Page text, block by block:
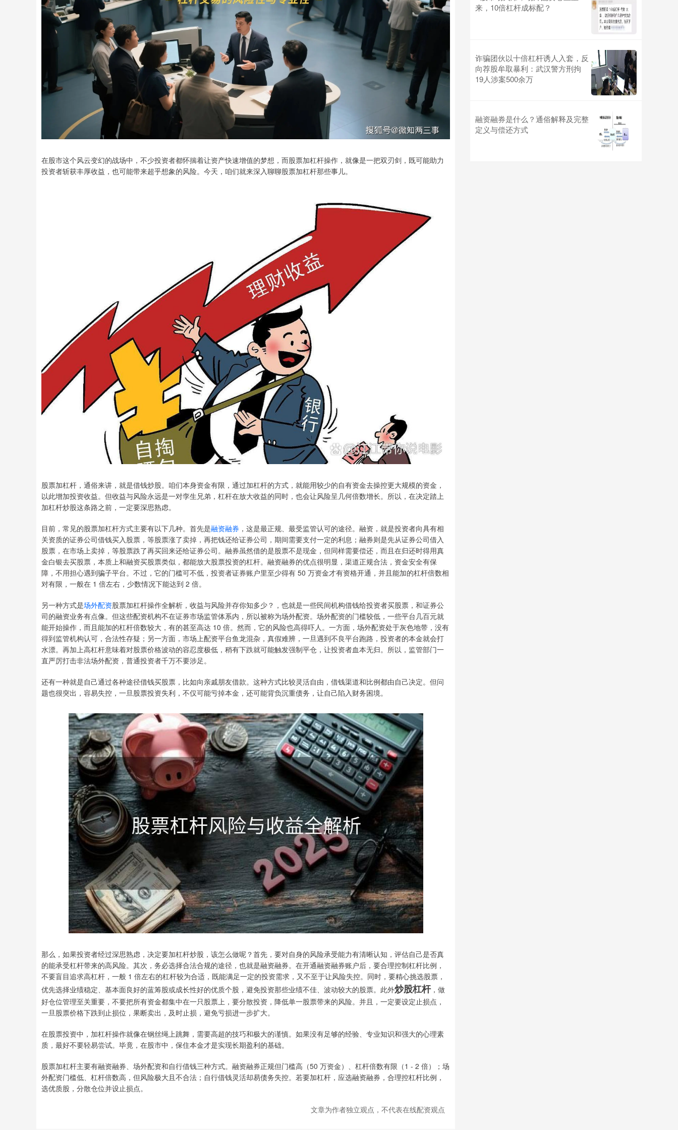
在股市这个风云变幻的战场中，不少投资者都怀揣着让资产快速增值的梦想，而股票加杠杆操作，就像是一把双刃剑，既可能助力
投资者斩获丰厚收益，也可能带来超乎想象的风险。今天，咱们就来深入聊聊股票加杠杆那些事儿。
股票加杠杆，通俗来讲，就是借钱炒股。咱们本身资金有限，通过加杠杆的方式，就能用较少的自有资金去操控更大规模的资金，
以此增加投资收益。但收益与风险永远是一对孪生兄弟，杠杆在放大收益的同时，也会让风险呈几何倍数增长。所以，在决定踏上
加杠杆炒股这条路之前，一定要深思熟虑。
目前，常见的股票加杠杆方式主要有以下几种。首先是融资融券 ，这是最正规、最受监管认可的途径。融资，就是投资者向具有相
关资质的证券公司借钱买入股票，等股票涨了卖掉，再把钱还给证券公司，期间需要支付一定的利息；融券则是先从证券公司借入
股票，在市场上卖掉，等股票跌了再买回来还给证券公司。融券虽然借的是股票不是现金，但同样需要偿还，而且在归还时得用真
金白银去买股票，本质上和融资买股票类似，都能放大股票投资的杠杆。融资融券的优点很明显，渠道正规合法，资金安全有保
障，不用担心遇到骗子平台。不过，它的门槛可不低，投资者证券账户里至少得有 50 万资金才有资格开通，并且能加的杠杆倍数相
对有限，一般在 1 倍左右，少数情况下能达到 2 倍。
另一种方式是场外配资股票加杠杆操作全解析，收益与风险并存你知多少？，也就是一些民间机构借钱给投资者买股票，和证券公
司的融资业务有点像。但这些配资机构不在证券市场监管体系内，所以被称为场外配资。场外配资的门槛较低，一些平台几百元就
能开始操作，而且能加的杠杆倍数较大，有的甚至高达 10 倍。然而，它的风险也高得吓人。一方面，场外配资处于灰色地带，没有
得到监管机构认可，合法性存疑；另一方面，市场上配资平台鱼龙混杂，真假难辨，一旦遇到不良平台跑路，投资者的本金就会打
水漂。再加上高杠杆意味着对股票价格波动的容忍度极低，稍有下跌就可能触发强制平仓，让投资者血本无归。所以，监管部门一
直严厉打击非法场外配资，普通投资者千万不要涉足。
还有一种就是自己通过各种途径借钱买股票，比如向亲戚朋友借款。这种方式比较灵活自由，借钱渠道和比例都由自己决定。但问
题也很突出，容易失控，一旦股票投资失利，不仅可能亏掉本金，还可能背负沉重债务，让自己陷入财务困境。
那么，如果投资者经过深思熟虑，决定要加杠杆炒股，该怎么做呢？首先，要对自身的风险承受能力有清晰认知，评估自己是否真
的能承受杠杆带来的高风险。其次，务必选择合法合规的途径，也就是融资融券。在开通融资融券账户后，要合理控制杠杆比例，
不要盲目追求高杠杆，一般 1 倍左右的杠杆较为合适，既能满足一定的投资需求，又不至于让风险失控。同时，要精心挑选股票，
优先选择业绩稳定、基本面良好的蓝筹股或成长性好的优质个股，避免投资那些业绩不佳、波动较大的股票。此外炒股杠杆，做
好仓位管理至关重要，不要把所有资金都集中在一只股票上，要分散投资，降低单一股票带来的风险。并且，一定要设定止损点，
一旦股票价格下跌到止损位，果断卖出，及时止损，避免亏损进一步扩大。
在股票投资中，加杠杆操作就像在钢丝绳上跳舞，需要高超的技巧和极大的谨慎。如果没有足够的经验、专业知识和强大的心理素
质，最好不要轻易尝试。毕竟，在股市中，保住本金才是实现长期盈利的基础。
股票加杠杆主要有融资融券、场外配资和自行借钱三种方式。融资融券正规但门槛高（50 万资金）、杠杆倍数有限（1 - 2 倍）；场
外配资门槛低、杠杆倍数高，但风险极大且不合法；自行借钱灵活却易债务失控。若要加杠杆，应选融资融券，合理控杠杆比例，
选优质股，分散仓位并设止损点。
文章为作者独立观点，不代表在线配资观点
来，10倍杠杆成标配？
诈骗团伙以十倍杠杆诱人入套，反
向荐股牟取暴利：武汉警方刑拘
19人涉案500余万
融资融券是什么？通俗解释及完整
定义与偿还方式